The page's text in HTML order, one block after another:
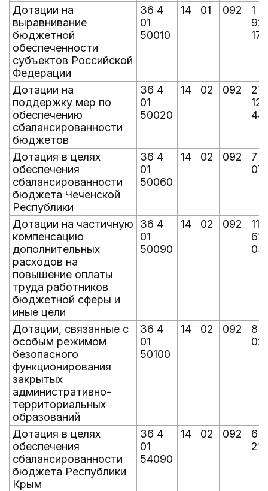
Дотации на
выравнивание
бюджетной
обеспеченности
субъектов Российской
Федерации
36 4
01
50010
14 01 092
1
Дотации на
поддержку мер по
обеспечению
сбалансированности
бюджетов
36 4
01
50020
14 02 092
27
127
Дотация в целях
обеспечения
сбалансированности
бюджета Чеченской
Республики
36 4
01
50060
14 02 092
7
Дотации на частичную
компенсацию
дополнительных
расходов на
повышение оплаты
труда работников
бюджетной сферы и
иные цели
36 4
01
50090
14 02 092
114
616
Дотации, связанные с
особым режимом
безопасного
функционирования
закрытых
административно-
территориальных
образований
36 4
01
50100
14 02 092
8
Дотация в целях
обеспечения
сбалансированности
бюджета Республики
Крым
36 4
01
54090
14 02 092
6